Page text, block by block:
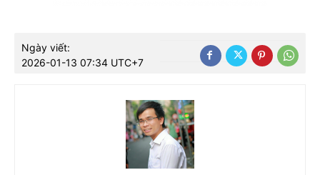
Ngày viết:
2026-01-13 07:34 UTC+7